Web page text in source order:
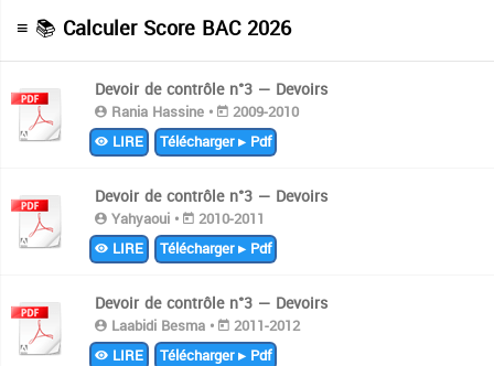
≡ 📚 Calculer Score BAC 2026
Devoir de contrôle n°3 — Devoirs
Rania Hassine •
2009-2010
LIRE Télécharger ▸ Pdf
Devoir de contrôle n°3 — Devoirs
Yahyaoui •
2010-2011
LIRE Télécharger ▸ Pdf
Devoir de contrôle n°3 — Devoirs
Laabidi Besma •
2011-2012
LIRE Télécharger ▸ Pdf